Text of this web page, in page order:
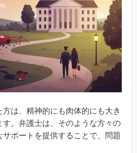
は、精神的にも肉体的にも大き
す。弁護士は、そのような方々の
ポートを提供することで、問題